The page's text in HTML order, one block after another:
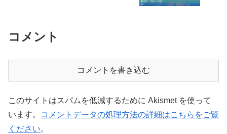
コメント
コメントを書き込む
このサイトはスパムを低減するために Akismet を使って
います。
コメントデータの処理方法の詳細はこちらをご覧
ください。